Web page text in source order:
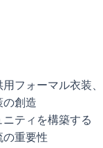
フォーマル衣装
の創造
ティを構築する
の重要性